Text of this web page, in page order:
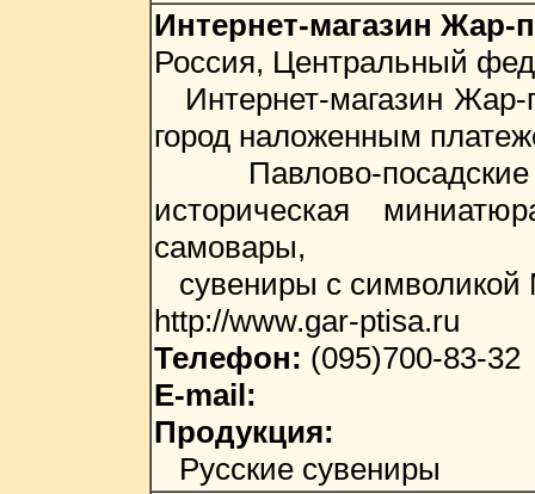
Интернет-магазин Жар-
Россия, Центральный
Интернет-магазин Жар-
город наложенным
Павлово-посадские
историческая
самовары,
сувениры с символикой
http://www.gar-ptisa.ru
Телефон: (095)700-83-32
E-mail:
Продукция:
Русские сувениры